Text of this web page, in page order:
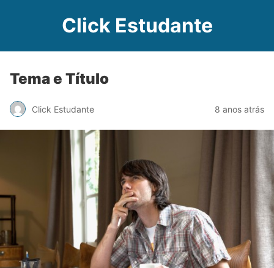
Click Estudante
Tema e Título
Click Estudante 8 anos atrás